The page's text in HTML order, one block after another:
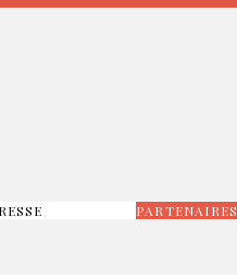
PARTENAIRES